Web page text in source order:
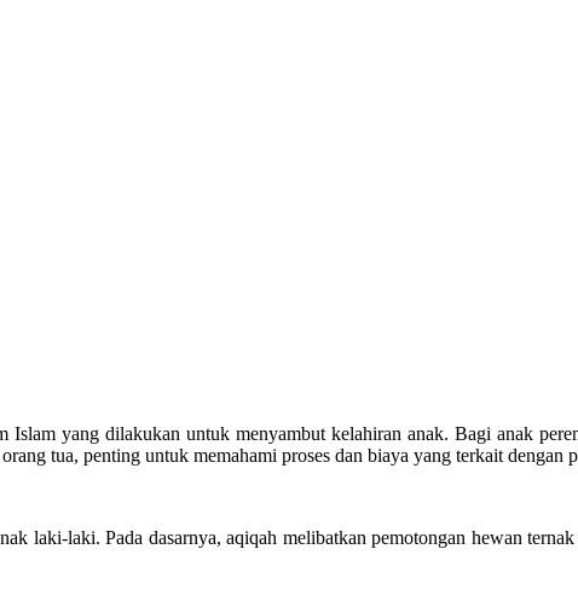
yang dilakukan untuk menyambut kelahiran anak. Bagi anak
tua, penting untuk memahami proses dan biaya yang terkait dengan
laki-laki. Pada dasarnya, aqiqah melibatkan pemotongan hewan